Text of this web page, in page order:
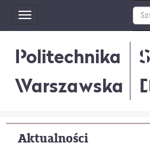
Toggle
navigation
Politechnika
Warszawska
Aktualności